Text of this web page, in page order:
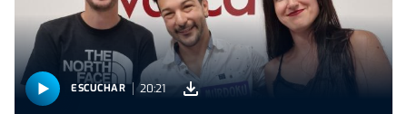
ESCUCHAR 20:21